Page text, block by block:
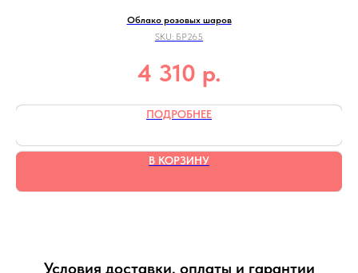
Облако розовых шаров
SKU: БР265
4 310 р.
ПОДРОБНЕЕ
В КОРЗИНУ
Условия доставки, оплаты и гарантии